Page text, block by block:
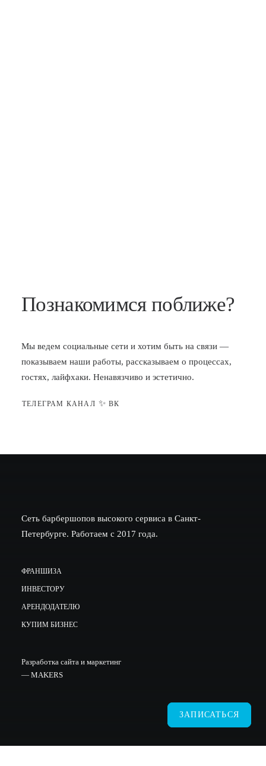
Познакомимся поближе?
Мы ведем социальные сети и хотим быть на связи —
показываем наши работы, рассказываем о процессах,
гостях, лайфхаки. Ненавязчиво и эстетично.
ТЕЛЕГРАМ КАНАЛ ✨ ВК
Сеть барбершопов высокого сервиса в Санкт-
Петербурге. Работаем с 2017 года.
ФРАНШИЗА
ИНВЕСТОРУ
АРЕНДОДАТЕЛЮ
КУПИМ БИЗНЕС
Разработка сайта и маркетинг
— MAKERS
ЗАПИСАТЬСЯ